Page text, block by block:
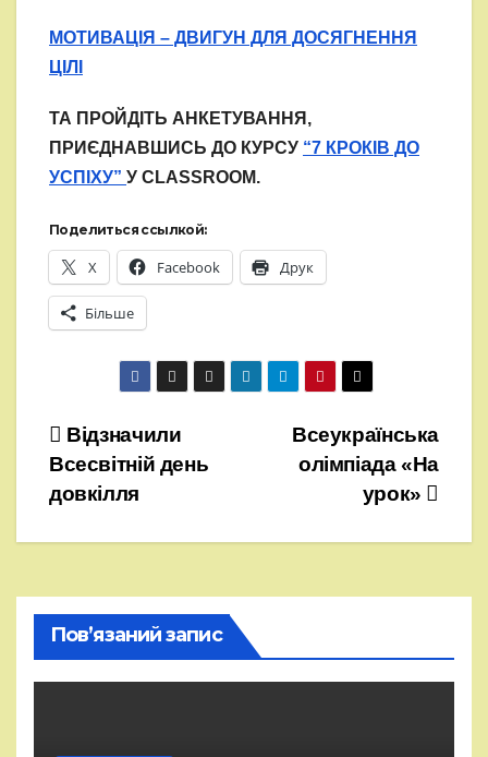
МОТИВАЦІЯ – ДВИГУН ДЛЯ ДОСЯГНЕННЯ
ЦІЛІ
ТА ПРОЙДІТЬ АНКЕТУВАННЯ,
ПРИЄДНАВШИСЬ ДО КУРСУ “7 КРОКІВ ДО
УСПІХУ” У CLASSROOM.
Поделиться ссылкой:
X Facebook Друк
Більше
Навігація
записів
Всеукраїнська
олімпіада «На
урок»
Відзначили
Всесвітній день
довкілля
Пов’язаний запис